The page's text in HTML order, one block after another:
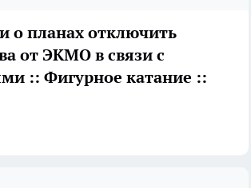
о планах отключить
от ЭКМО в связи с
:: Фигурное катание ::